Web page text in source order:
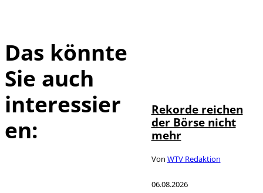
Das könnte
Sie auch
interessier
en:
Rekorde reichen
der Börse nicht
mehr
Von WTV Redaktion
06.08.2026